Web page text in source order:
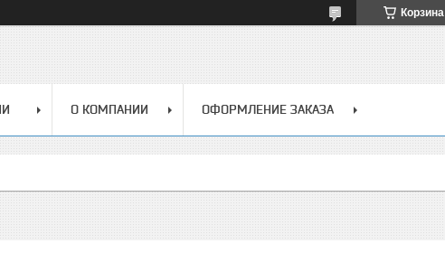
Корзина
О КОМПАНИИ ОФОРМЛЕНИЕ ЗАКАЗА